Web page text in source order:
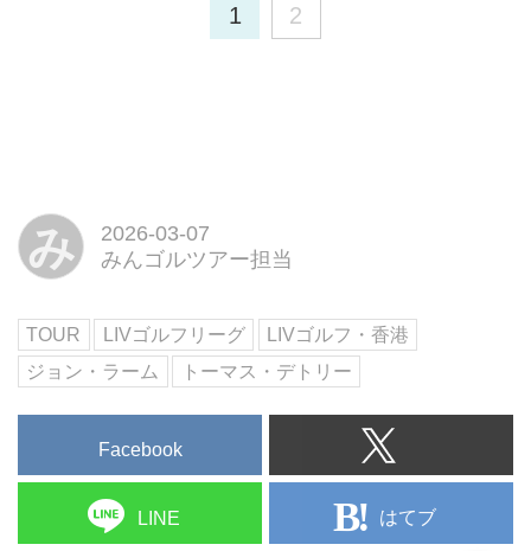
1 2
み
2026-03-07
みんゴルツアー担当
TOUR LIVゴルフリーグ
LIVゴルフ・香港
ジョン・ラーム
トーマス・デトリー
Facebook
LINE はてブ